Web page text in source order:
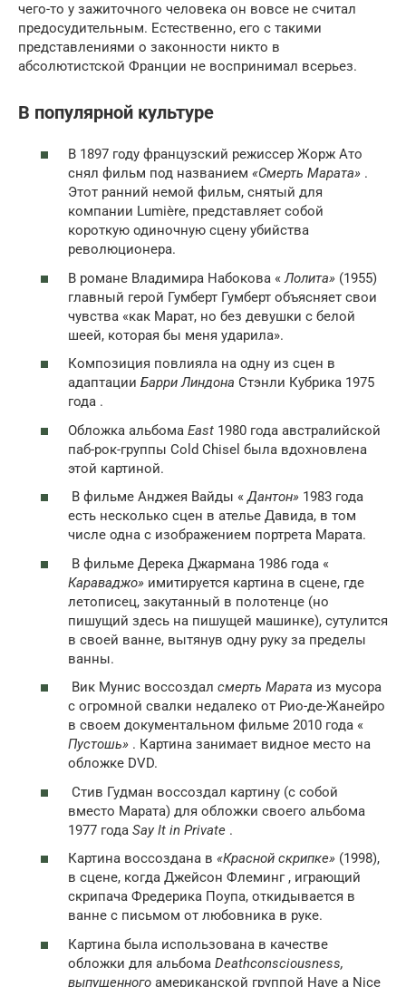
чего-то у зажиточного человека он вовсе не считал
предосудительным. Естественно, его с такими
представлениями о законности никто в
абсолютистской Франции не воспринимал всерьез.
В популярной культуре
В 1897 году французский режиссер Жорж Ато
снял фильм под названием «Смерть Марата» .
Этот ранний немой фильм, снятый для
компании Lumière, представляет собой
короткую одиночную сцену убийства
революционера.
В романе Владимира Набокова « Лолита» (1955)
главный герой Гумберт Гумберт объясняет свои
чувства «как Марат, но без девушки с белой
шеей, которая бы меня ударила».
Композиция повлияла на одну из сцен в
адаптации Барри Линдона Стэнли Кубрика 1975
года .
Обложка альбома East 1980 года австралийской
паб-рок-группы Cold Chisel была вдохновлена ​​
этой картиной.
В фильме Анджея Вайды «Дантон» 1983 года
есть несколько сцен в ателье Давида, в том
числе одна с изображением портрета Марата.
В фильме Дерека Джармана 1986 года «
Караваджо» имитируется картина в сцене, где
летописец, закутанный в полотенце (но
пишущий здесь на пишущей машинке), сутулится
в своей ванне, вытянув одну руку за пределы
ванны.
Вик Мунис воссоздал смерть Марата из мусора
с огромной свалки недалеко от Рио-де-Жанейро
в своем документальном фильме 2010 года «
Пустошь» . Картина занимает видное место на
обложке DVD.
Стив Гудман воссоздал картину (с собой
вместо Марата) для обложки своего альбома
1977 года Say It in Private .
Картина воссоздана в «Красной скрипке» (1998),
в сцене, когда Джейсон Флеминг , играющий
скрипача Фредерика Поупа, откидывается в
ванне с письмом от любовника в руке.
Картина была использована в качестве
обложки для альбома Deathconsciousness,
выпущенного американской группой Have a Nice